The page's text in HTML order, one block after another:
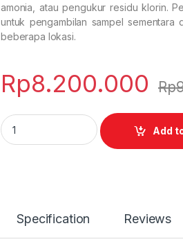
amonia, atau pengukur residu klorin.
untuk pengambilan sampel sementara
beberapa lokasi.
Rp8.200.000 Rp
Poratble Water Quality Meter quantity
Add
Specification Reviews